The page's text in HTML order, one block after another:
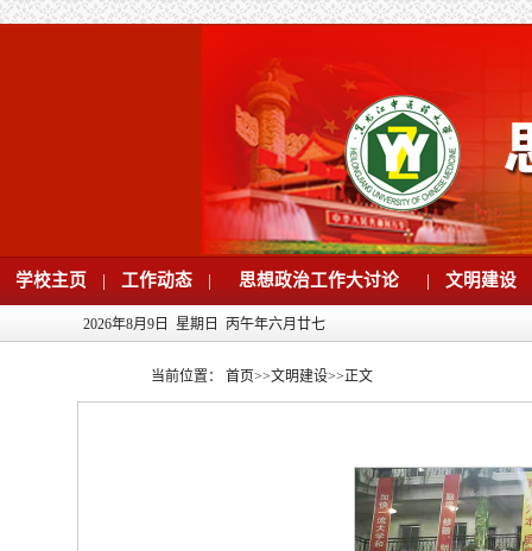
学校主页 | 工作动态 | 思想政治工作大讨论 | 文明建设
2026年8月9日 星期日 丙午年六月廿七
当前位置： 首页>>文明建设>>正文